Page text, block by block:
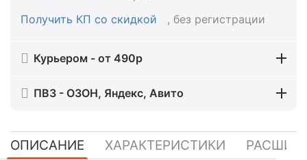
Получить КП со скидкой
, без регистрации
Курьером - от 490р
ПВЗ - ОЗОН, Яндекс, Авито
ОПИСАНИЕ ХАРАКТЕРИСТИКИ